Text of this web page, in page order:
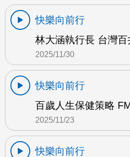
快樂向前行
林大涵執行長 台灣
2025/11/30
快樂向前行
百歲人生保健策略
2025/11/23
快樂向前行